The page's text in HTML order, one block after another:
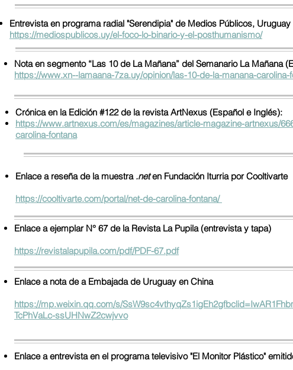
Entrevista en programa radial "Serendipia" de Medios Públicos,
https://mediospublicos.uy/el-foco-lo-binario-y-el-posthumanismo/
Nota en segmento “Las 10 de La Mañana” del Semanario La Mañana
https://www.xn--lamaana-7za.uy/opinion/las-10-de-la-manana-carolina-
Crónica en la Edición #122 de la revista ArtNexus (Español e Inglés):
https://www.artnexus.com/es/magazines/article-magazine-artnexus/
carolina-fontana
Enlace a reseña de la muestra .neten Fundación Iturria por Cooltivarte
https://cooltivarte.com/portal/net-de-carolina-fontana/
Enlace a ejemplar N° 67 de la Revista La Pupila (entrevista y tapa)
https://revistalapupila.com/pdf/PDF-67.pdf
Enlace a nota de a Embajada de Uruguay en China
https://mp.weixin.qq.com/s/
TcPhVaLc-ssUHNwZ2cwjvvo
Enlace a entrevista en el programa televisivo "El Monitor Plástico"